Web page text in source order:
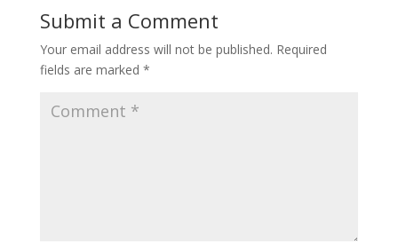
Submit a Comment
Your email address will not be published. Required
fields are marked *